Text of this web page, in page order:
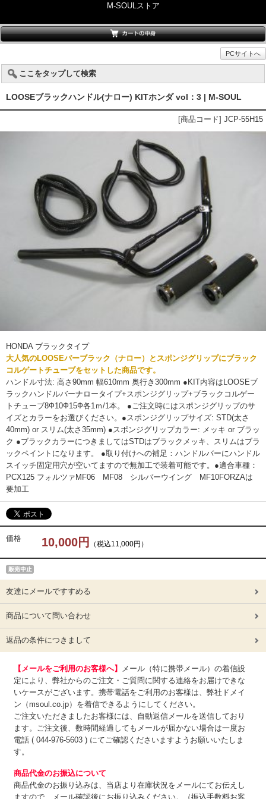
M-SOULストア
PCサイトへ
ここをタップして検索
LOOSEブラックハンドル(ナロー) KITホンダ vol：3 | M-SOUL
[商品コード] JCP-55H15
HONDA ブラックタイプ
大人気のLOOSEバーブラック（ナロー）とスポンジグリップにブラック
コルゲートチューブをセットした商品です。
ハンドル寸法: 高さ90mm 幅610mm 奥行き300mm ●KIT内容はLOOSEブ
ラックハンドルバーナロータイプ+スポンジグリップ+ブラックコルゲー
トチューブ8Ф10Ф15Ф各1ｍ/1本。 ●ご注文時にはスポンジグリップのサ
イズとカラーをお選びください。●スポンジグリップサイズ: STD(太さ
40mm) or スリム(太さ35mm) ●スポンジグリップカラー: メッキ or ブラッ
ク ●ブラックカラーにつきましてはSTDはブラックメッキ、スリムはブラ
ックペイントになります。 ●取り付けへの補足：ハンドルバーにハンドル
スイッチ固定用穴が空いてますので無加工で装着可能です。●適合車種：
PCX125 フォルツァMF06 MF08 シルバーウイング MF10FORZAは
要加工
価格 10,000円 （税込11,000円）
友達にメールですすめる
商品について問い合わせ
返品の条件につきまして
【メールをご利用のお客様へ】
メール（特に携帯メール）の着信設
定により、弊社からのご注文・ご質問に関する連絡をお届けできな
いケースがございます。携帯電話をご利用のお客様は、弊社ドメイ
ン（msoul.co.jp）を着信できるようにしてください。
ご注文いただきましたお客様には、自動返信メールを送信しており
ます。ご注文後、数時間経過してもメールが届かない場合は一度お
電話 ( 044-976-5603 ) にてご確認くださいますようお願いいたしま
す。
商品代金のお振込について
商品代金のお振り込みは、 当店より在庫状況をメールにてお伝えし
ますので、メール確認後にお振り込みください。（振込手数料お客